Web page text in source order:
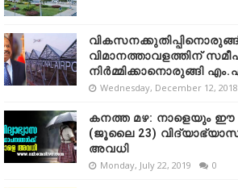
വിമാനത്താവളത്തിന്
നിർമ്മിക്കാനൊരുങ്ങി
Wednesday, December 12, 2018
കനത്ത മഴ: നാളെയും ഈ
(ജൂലൈ 23)
അവധി
Monday, July 22, 2019 0